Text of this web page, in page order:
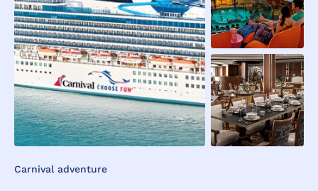
Carnival adventure